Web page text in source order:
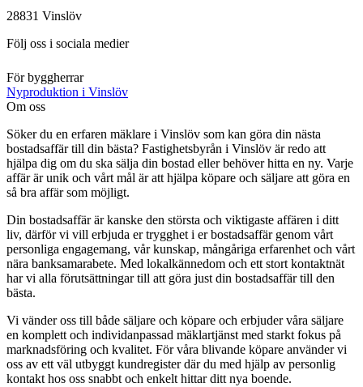
28831 Vinslöv
Följ oss i sociala medier
För byggherrar
Nyproduktion i Vinslöv
Om oss
Söker du en erfaren mäklare i Vinslöv som kan göra din nästa
bostadsaffär till din bästa? Fastighetsbyrån i Vinslöv är redo att
hjälpa dig om du ska sälja din bostad eller behöver hitta en ny. Varje
affär är unik och vårt mål är att hjälpa köpare och säljare att göra en
så bra affär som möjligt.
Din bostadsaffär är kanske den största och viktigaste affären i ditt
liv, därför vi vill erbjuda er trygghet i er bostadsaffär genom vårt
personliga engagemang, vår kunskap, mångåriga erfarenhet och vårt
nära banksamarabete. Med lokalkännedom och ett stort kontaktnät
har vi alla förutsättningar till att göra just din bostadsaffär till den
bästa.
Vi vänder oss till både säljare och köpare och erbjuder våra säljare
en komplett och individanpassad mäklartjänst med starkt fokus på
marknadsföring och kvalitet. För våra blivande köpare använder vi
oss av ett väl utbyggt kundregister där du med hjälp av personlig
kontakt hos oss snabbt och enkelt hittar ditt nya boende.